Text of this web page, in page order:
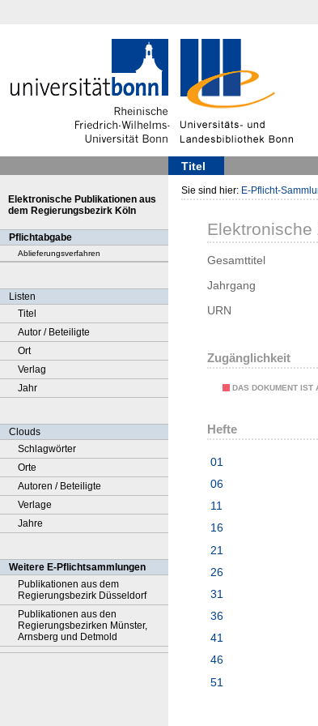
Titel
Elektronische Publikationen aus
dem Regierungsbezirk Köln
Pflichtabgabe
Ablieferungsverfahren
Listen
Titel
Autor / Beteiligte
Ort
Verlag
Jahr
Clouds
Schlagwörter
Orte
Autoren / Beteiligte
Verlage
Jahre
Weitere E-Pflichtsammlungen
Publikationen aus dem
Regierungsbezirk Düsseldorf
Publikationen aus den
Regierungsbezirken Münster,
Arnsberg und Detmold
Sie sind hier: E-Pflicht-
Elektronische
Gesamttitel
Jahrgang
URN
Zugänglichkeit
DAS DOKUMENT IST
Hefte
01
06
11
16
21
26
31
36
41
46
51